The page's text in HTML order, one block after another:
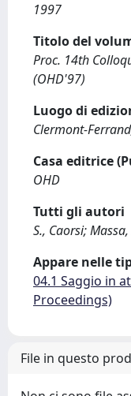
1997
Titolo del
Proc. 14th
(OHD'97)
Luogo di
Clermont-
Casa editrice
OHD
Tutti gli autori
S., Caorsi;
Appare nelle
04.1 Saggio in
Proceedings)
File in questo